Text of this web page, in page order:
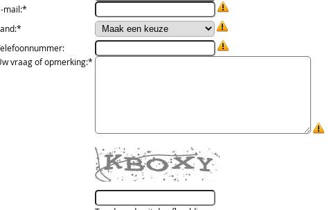
mail:*
:*
:
vraag of opmerking:*